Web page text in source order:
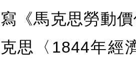
寫《馬克思勞動
克思〈 1844年經